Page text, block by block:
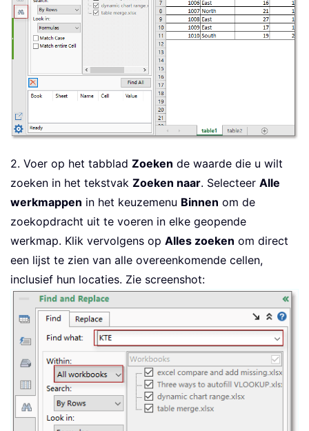
2. Voer op het tabblad Zoeken de waarde die u wilt
zoeken in het tekstvak Zoeken naar. Selecteer Alle
werkmappen in het keuzemenu Binnen om de
zoekopdracht uit te voeren in elke geopende
werkmap. Klik vervolgens op Alles zoeken om direct
een lijst te zien van alle overeenkomende cellen,
inclusief hun locaties. Zie screenshot: